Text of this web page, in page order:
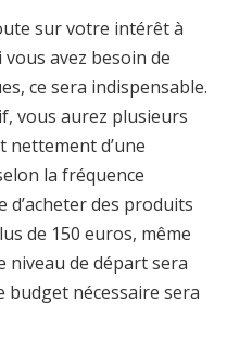
sur votre intérêt à
avez besoin de
ce sera indispensable.
vous aurez plusieurs
nettement d’une
la fréquence
des produits
de 150 euros, même
niveau de départ sera
nécessaire sera